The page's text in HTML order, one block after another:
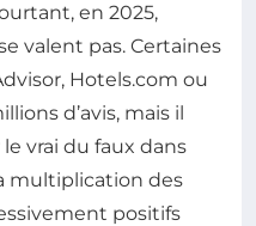
en 2025,
valent pas. Certaines
Hotels.com ou
d’avis, mais il
vrai du faux dans
multiplication des
positifs